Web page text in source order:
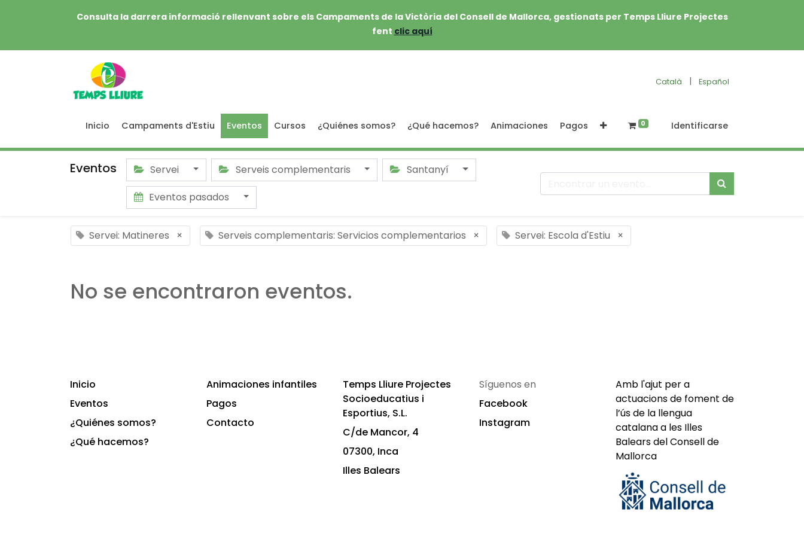
Consulta la darrera informació rellenvant sobre els Campaments de la Victòria del Consell de Mallorca, gestionats per Temps Lliure Projectes
fent clic aquí
Català | Español
Inicio Campaments d'Estiu Eventos Cursos ¿Quiénes somos? ¿Qué hacemos? Animaciones Pagos 0 Identificarse
Eventos Servei Serveis complementaris
Santanyí
Eventos pasados
Servei: Matineres × Serveis complementaris: Servicios complementarios × Servei: Escola d'Estiu ×
No se encontraron eventos.
Inicio
Eventos
¿Quiénes somos?
¿Qué hacemos?
Animaciones infantiles
Pagos
Contacto
Temps Lliure Projectes
Socioeducatius i
Esportius, S.L.
C/de Mancor, 4
07300, Inca
Illes Balears
Síguenos en
Facebook
Instagram
Amb l'ajut per a
actuacions de foment de
l’ús de la llengua
catalana a les Illes
Balears del Consell de
Mallorca